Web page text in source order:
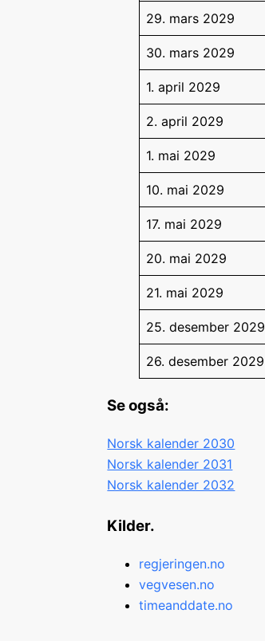
29. mars 2029
30. mars 2029
1. april 2029
2. april 2029
1. mai 2029
10. mai 2029
17. mai 2029
20. mai 2029
21. mai 2029
25. desember 2029
26. desember 2029
Se også:
Norsk kalender 2030
Norsk kalender 2031
Norsk kalender 2032
Kilder.
regjeringen.no
vegvesen.no
timeanddate.no